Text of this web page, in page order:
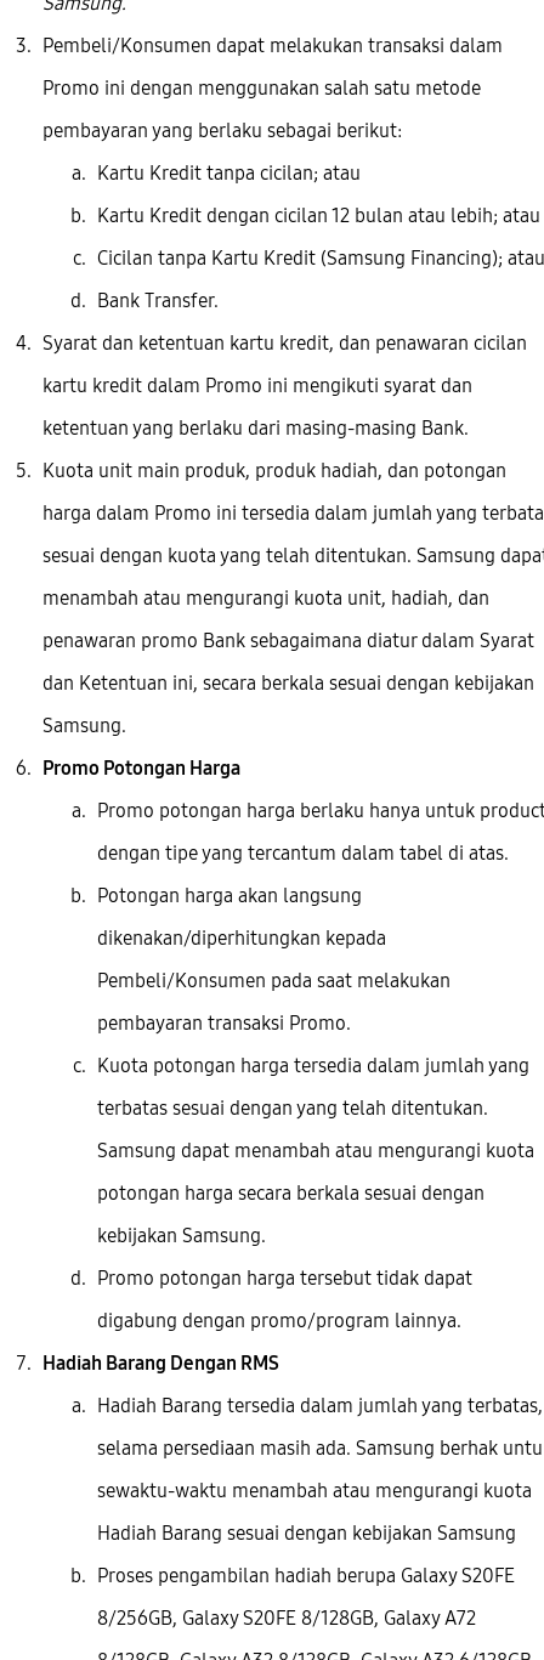
Pembeli/Konsumen dapat melakukan transaksi dalam
Promo ini dengan menggunakan salah satu metode
pembayaran yang berlaku sebagai berikut:
Kartu Kredit tanpa cicilan; atau
Kartu Kredit dengan cicilan 12 bulan atau lebih; atau
Cicilan tanpa Kartu Kredit (Samsung Financing); atau
Bank Transfer.
Syarat dan ketentuan kartu kredit, dan penawaran cicilan
kartu kredit dalam Promo ini mengikuti syarat dan
ketentuan yang berlaku dari masing-masing Bank.
Kuota unit main produk, produk hadiah, dan potongan
harga dalam Promo ini tersedia dalam jumlah yang
sesuai dengan kuota yang telah ditentukan. Samsung
menambah atau mengurangi kuota unit, hadiah, dan
penawaran promo Bank sebagaimana diatur dalam Syarat
dan Ketentuan ini, secara berkala sesuai dengan kebijakan
Samsung.
Promo Potongan Harga
Promo potongan harga berlaku hanya untuk
dengan tipe yang tercantum dalam tabel di atas.
Potongan harga akan langsung
dikenakan/diperhitungkan kepada
Pembeli/Konsumen pada saat melakukan
pembayaran transaksi Promo.
Kuota potongan harga tersedia dalam jumlah yang
terbatas sesuai dengan yang telah ditentukan.
Samsung dapat menambah atau mengurangi kuota
potongan harga secara berkala sesuai dengan
kebijakan Samsung.
Promo potongan harga tersebut tidak dapat
digabung dengan promo/program lainnya.
Hadiah Barang Dengan RMS
Hadiah Barang tersedia dalam jumlah yang terbatas,
selama persediaan masih ada. Samsung berhak
sewaktu-waktu menambah atau mengurangi kuota
Hadiah Barang sesuai dengan kebijakan Samsung
Proses pengambilan hadiah berupa Galaxy S20FE
8/256GB, Galaxy S20FE 8/128GB, Galaxy A72